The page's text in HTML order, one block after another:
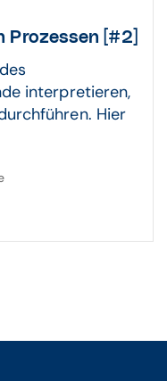
[#2]
interpretieren,
Hier